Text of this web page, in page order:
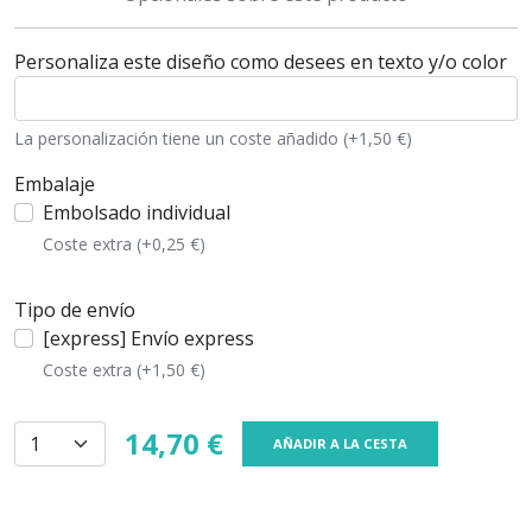
Personaliza este diseño como desees en texto y/o color
La personalización tiene un coste añadido (+1,50 €)
Embalaje
Embolsado individual
Coste extra (+0,25 €)
Tipo de envío
[express] Envío express
Coste extra (+1,50 €)
14,70 € AÑADIR A LA CESTA